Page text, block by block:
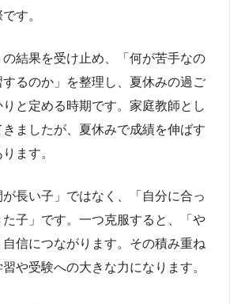
す。
の結果を受け止め、「何が苦手なの
るのか」を整理し、夏休みの過ご
と定める時期です。家庭教師とし
ましたが、夏休みで成績を伸ばす
ます。
長い子」ではなく、「自分に合っ
子」です。一つ克服すると、「や
信につながります。その積み重ね
や受験への大きな力になります。